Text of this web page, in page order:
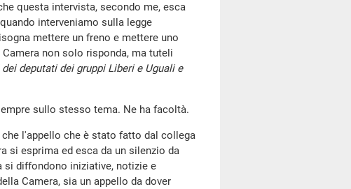
questa intervista, secondo me, esca
interveniamo sulla legge
mettere un freno e mettere uno
non solo risponda, ma tuteli
deputati dei gruppi Liberi e Uguali e
sullo stesso tema. Ne ha facoltà.
che l'appello che è stato fatto dal collega
si esprima ed esca da un silenzio da
si diffondono iniziative, notizie e
Camera, sia un appello da dover